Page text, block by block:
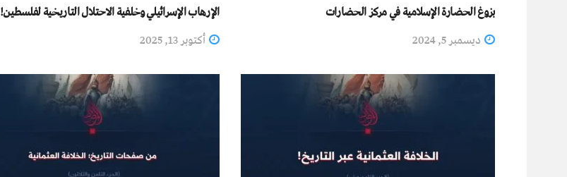
بزوغ الحضارة الإسلامية في مركز الحضارات
ديسمبر 5, 2024
الإرهاب الإسرائيلي وخلفية الاحتلال التاريخية لفلسطين!
أكتوبر 13, 2025